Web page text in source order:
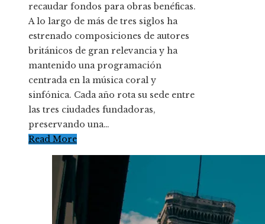
recaudar fondos para obras benéficas.
A lo largo de más de tres siglos ha
estrenado composiciones de autores
británicos de gran relevancia y ha
mantenido una programación
centrada en la música coral y
sinfónica. Cada año rota su sede entre
las tres ciudades fundadoras,
preservando una…
Read More